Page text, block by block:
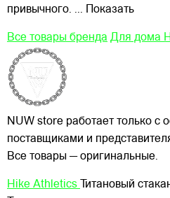
привычного. ... Показать
Все товары бренда Для дома
NUW store работает только с
поставщиками и
Все товары — оригинальные.
Hike Athletics Титановый